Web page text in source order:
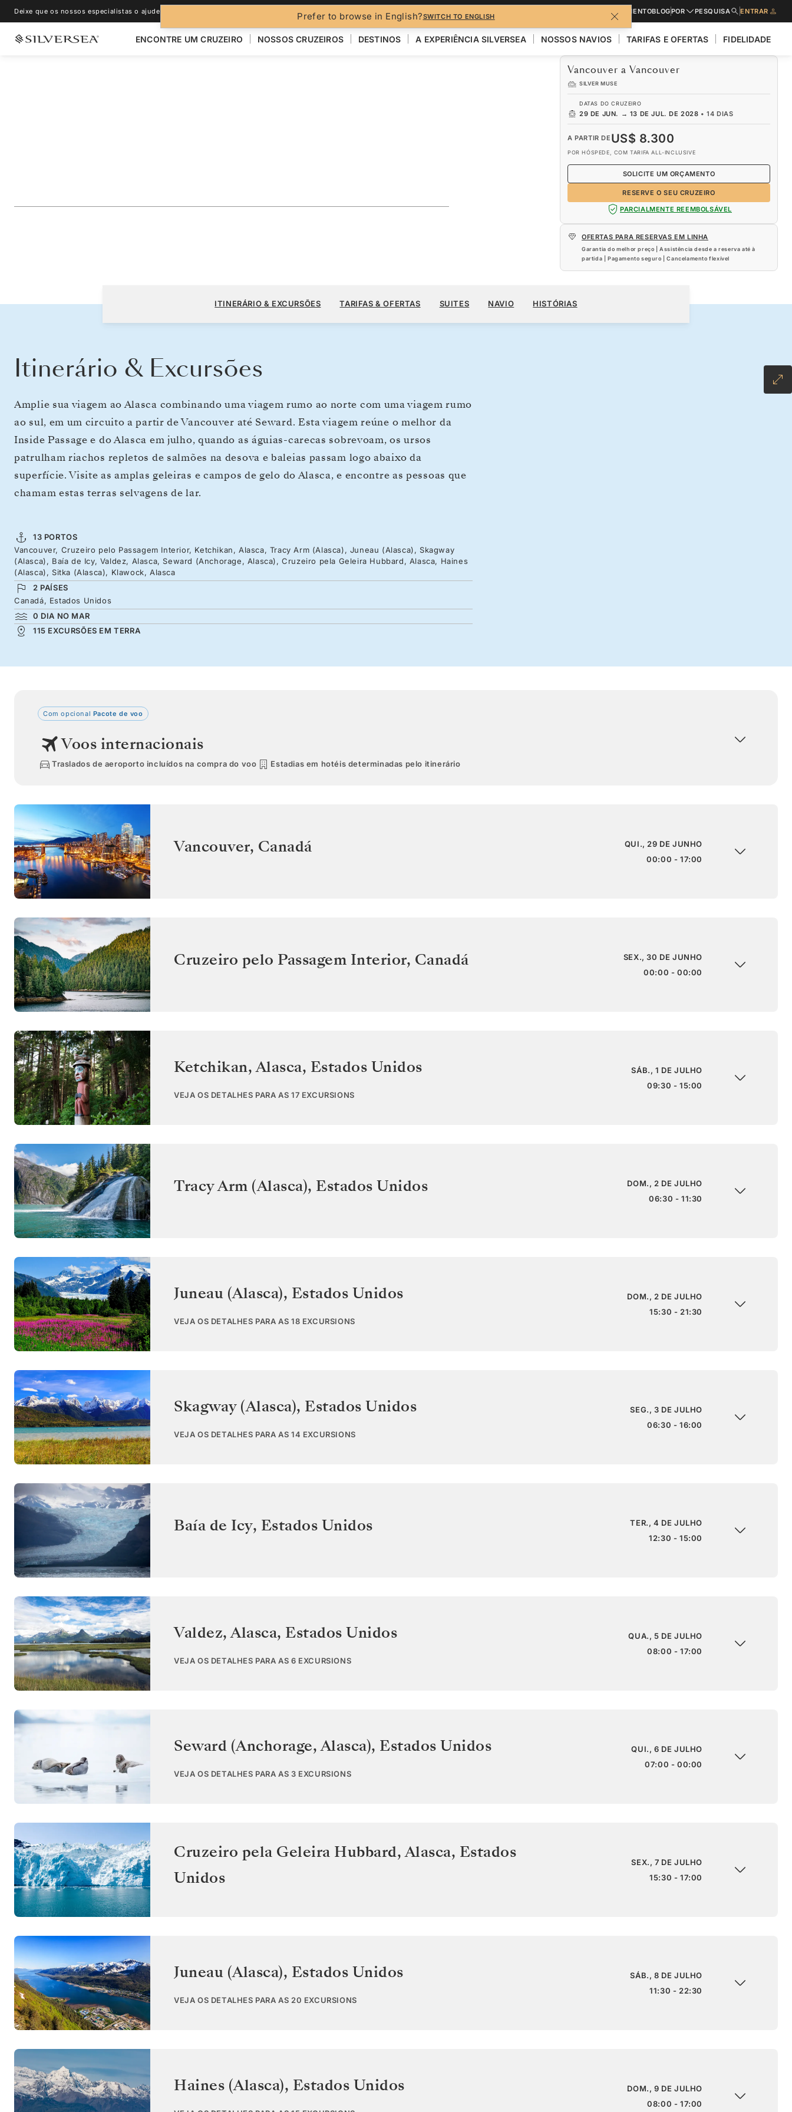
Prefer to browse in English?SWITCH TO ENGLISH
Deixe que os nossos especialistas o ajudem. PEDIR UM ORÇAMENTOBLOGPOR PESQUISA ENTRAR
ENCONTRE UM CRUZEIRO NOSSOS CRUZEIROS DESTINOS A EXPERIÊNCIA SILVERSEA NOSSOS NAVIOS TARIFAS E OFERTAS FIDELIDADE
Vancouver a Vancouver
SILVER MUSE
DATAS DO CRUZEIRO
29 DE JUN. → 13 DE JUL. DE 2028 •14 DIAS
A PARTIR DE US$ 8.300
POR HÓSPEDE, COM TARIFA ALL-INCLUSIVE
RESERVE O SEU CRUZEIRO
SOLICITE UM ORÇAMENTO
PARCIALMENTE REEMBOLSÁVEL
OFERTAS PARA RESERVAS EM LINHA
Garantia do melhor preço | Assistência desde a reserva até à
partida | Pagamento seguro | Cancelamento flexível
Vancouver a Vancouver
14 DIAS
POR HÓSPEDE, COM TARIFA ALL-INCLUSIVE
RESERVE O SEU CRUZEIRO
ITINERÁRIO & EXCURSÕES TARIFAS & OFERTAS SUITES NAVIO HISTÓRIAS
Itinerário & Excursões
Amplie sua viagem ao Alasca combinando uma viagem rumo ao norte com uma viagem rumo
ao sul, em um circuito a partir de Vancouver até Seward. Esta viagem reúne o melhor da
Inside Passage e do Alasca em julho, quando as águias-carecas sobrevoam, os ursos
patrulham riachos repletos de salmões na desova e baleias passam logo abaixo da
superfície. Visite as amplas geleiras e campos de gelo do Alasca, e encontre as pessoas que
chamam estas terras selvagens de lar.
13 PORTOS
Vancouver, Cruzeiro pelo Passagem Interior, Ketchikan, Alasca, Tracy Arm (Alasca), Juneau (Alasca), Skagway
(Alasca), Baía de Icy, Valdez, Alasca, Seward (Anchorage, Alasca), Cruzeiro pela Geleira Hubbard, Alasca, Haines
(Alasca), Sitka (Alasca), Klawock, Alasca
2 PAÍSES
Canadá, Estados Unidos
0 DIA NO MAR
115 EXCURSÕES EM TERRA
Com opcional Pacote de voo
Voos internacionais
Traslados de aeroporto incluídos na compra do voo Estadias em hotéis determinadas pelo itinerário
Vancouver, Canadá
QUI., 29 DE JUNHO
00:00 - 17:00
Cruzeiro pelo Passagem Interior, Canadá
SEX., 30 DE JUNHO
00:00 - 00:00
Ketchikan, Alasca, Estados Unidos
VEJA OS DETALHES PARA AS 17 EXCURSIONS
SÁB., 1 DE JULHO
09:30 - 15:00
Tracy Arm (Alasca), Estados Unidos
DOM., 2 DE JULHO
06:30 - 11:30
Juneau (Alasca), Estados Unidos
VEJA OS DETALHES PARA AS 18 EXCURSIONS
DOM., 2 DE JULHO
15:30 - 21:30
Skagway (Alasca), Estados Unidos
VEJA OS DETALHES PARA AS 14 EXCURSIONS
SEG., 3 DE JULHO
06:30 - 16:00
Baía de Icy, Estados Unidos
TER., 4 DE JULHO
12:30 - 15:00
Valdez, Alasca, Estados Unidos
VEJA OS DETALHES PARA AS 6 EXCURSIONS
QUA., 5 DE JULHO
08:00 - 17:00
Seward (Anchorage, Alasca), Estados Unidos
VEJA OS DETALHES PARA AS 3 EXCURSIONS
QUI., 6 DE JULHO
07:00 - 00:00
Cruzeiro pela Geleira Hubbard, Alasca, Estados
Unidos
SEX., 7 DE JULHO
15:30 - 17:00
Juneau (Alasca), Estados Unidos
VEJA OS DETALHES PARA AS 20 EXCURSIONS
SÁB., 8 DE JULHO
11:30 - 22:30
Haines (Alasca), Estados Unidos
DOM., 9 DE JULHO
08:00 - 17:00